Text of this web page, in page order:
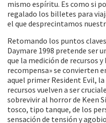
mismo espíritu. Es como si
regalado los billetes para
el que desprecintamos
Retomando los puntos
Daymare 1998 pretende ser
que la medición de recursos
recompensa» se convierten
aquel primer Resident Evil,
recursos vuelven a ser
sobrevivir al horror de Keen
tosco, tipo tanque, de los
sensación de tensión y